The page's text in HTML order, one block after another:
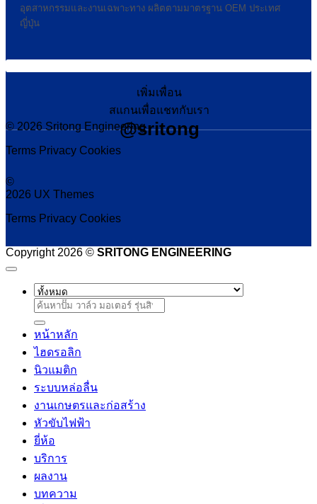
อุตสาหกรรมและงานเฉพาะทาง ผลิตตามมาตรฐาน OEM ประเทศ
ญี่ปุ่น
เพิ่มเพื่อน
สแกนเพื่อแชทกับเรา
@sritong
© 2026 Sritong Engineering
Terms Privacy Cookies
©
2026 UX Themes
Terms Privacy Cookies
Copyright 2026 © SRITONG ENGINEERING
ค้นหา:
หน้าหลัก
ไฮดรอลิก
นิวแมติก
ระบบหล่อลื่น
งานเกษตรและก่อสร้าง
หัวขับไฟฟ้า
ยี่ห้อ
บริการ
ผลงาน
บทความ